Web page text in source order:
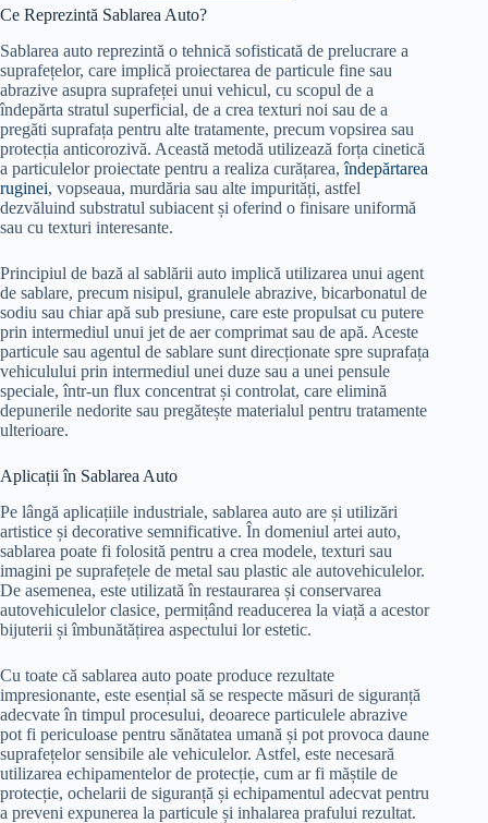
Ce Reprezintă Sablarea Auto?
Sablarea auto reprezintă o tehnică sofisticată de prelucrare a
suprafețelor, care implică proiectarea de particule fine sau
abrazive asupra suprafeței unui vehicul, cu scopul de a
îndepărta stratul superficial, de a crea texturi noi sau de a
pregăti suprafața pentru alte tratamente, precum vopsirea sau
protecția anticorozivă. Această metodă utilizează forța cinetică
a particulelor proiectate pentru a realiza curățarea, îndepărtarea
ruginei, vopseaua, murdăria sau alte impurități, astfel
dezvăluind substratul subiacent și oferind o finisare uniformă
sau cu texturi interesante.
Principiul de bază al sablării auto implică utilizarea unui agent
de sablare, precum nisipul, granulele abrazive, bicarbonatul de
sodiu sau chiar apă sub presiune, care este propulsat cu putere
prin intermediul unui jet de aer comprimat sau de apă. Aceste
particule sau agentul de sablare sunt direcționate spre suprafața
vehiculului prin intermediul unei duze sau a unei pensule
speciale, într-un flux concentrat și controlat, care elimină
depunerile nedorite sau pregătește materialul pentru tratamente
ulterioare.
Aplicații în Sablarea Auto
Pe lângă aplicațiile industriale, sablarea auto are și utilizări
artistice și decorative semnificative. În domeniul artei auto,
sablarea poate fi folosită pentru a crea modele, texturi sau
imagini pe suprafețele de metal sau plastic ale autovehiculelor.
De asemenea, este utilizată în restaurarea și conservarea
autovehiculelor clasice, permițând readucerea la viață a acestor
bijuterii și îmbunătățirea aspectului lor estetic.
Cu toate că sablarea auto poate produce rezultate
impresionante, este esențial să se respecte măsuri de siguranță
adecvate în timpul procesului, deoarece particulele abrazive
pot fi periculoase pentru sănătatea umană și pot provoca daune
suprafețelor sensibile ale vehiculelor. Astfel, este necesară
utilizarea echipamentelor de protecție, cum ar fi măștile de
protecție, ochelarii de siguranță și echipamentul adecvat pentru
a preveni expunerea la particule și inhalarea prafului rezultat.